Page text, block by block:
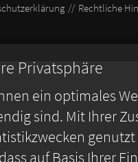
Privatsphäre
ein optimales
sind. Mit Ihrer
auf Basis Ihrer
Rechtliche